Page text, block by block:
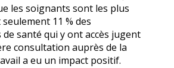
les soignants sont les plus
11 % des
santé qui y ont accès jugent
consultation auprès de la
a eu un impact positif.